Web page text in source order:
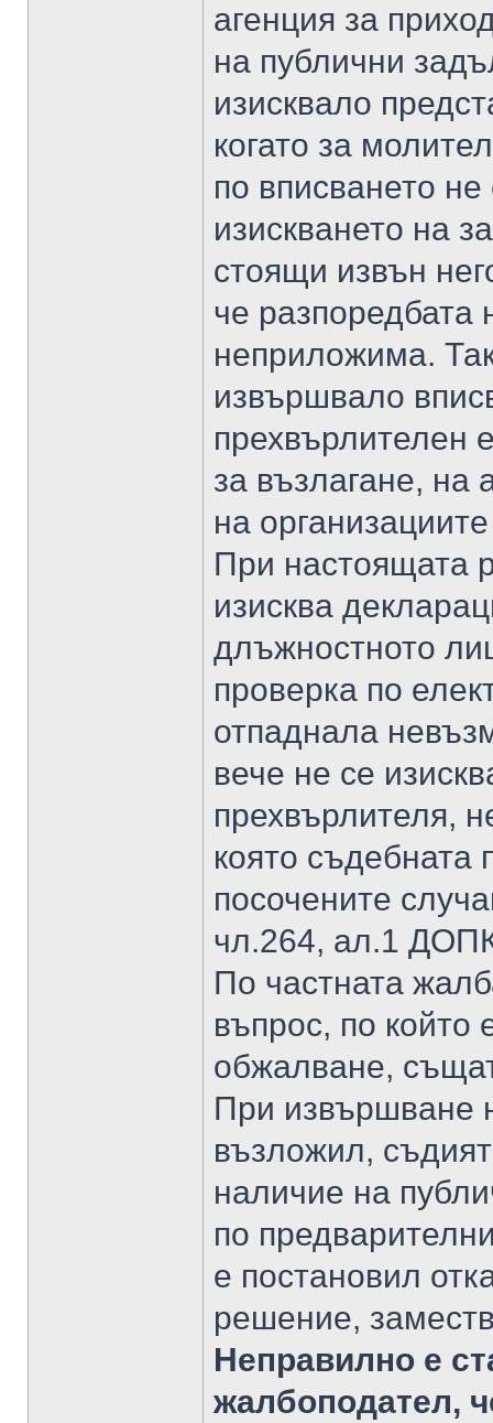
агенция за
на публични
изисквало
когато за
по вписването
изискването на
стоящи извън
че
неприложима.
извършвало
прехвърлителен
за възлагане, на
на
При настоящата
изисква
длъжностното
проверка по
отпаднала
вече не се
прехвърлителя,
която съдебната
посочените
чл.264, ал.1
По частната
въпрос, по който
обжалване,
При извършване
възложил,
наличие на
по
е постановил
решение,
Неправилно е
жалбоподател,